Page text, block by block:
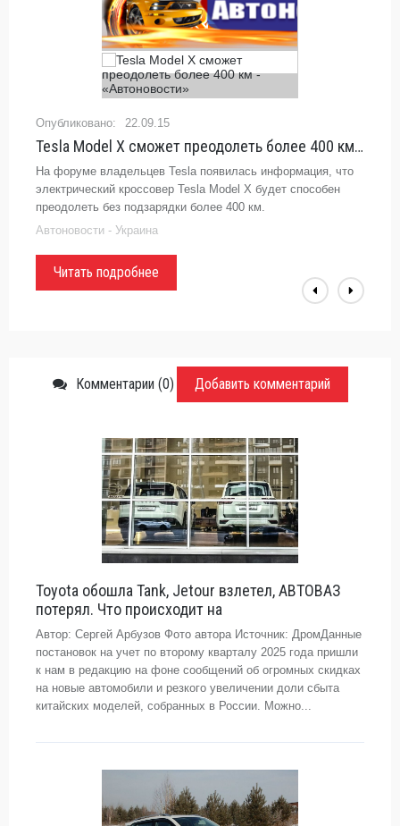
22.09.15
Tesla Model X сможет преодолеть более 400 км - «Автоновости»
На форуме владельцев Tesla появилась информация, что
электрический кроссовер Tesla Model X будет способен
преодолеть без подзарядки более 400 км.
Автоновости - Украина
Читать подробнее
Комментарии (0) Добавить комментарий
Toyota обошла Tank, Jetour взлетел, АВТОВАЗ
потерял. Что происходит на
Автор: Сергей Арбузов Фото автора Источник: ДромДанные
постановок на учет по второму кварталу 2025 года пришли
к нам в редакцию на фоне сообщений об огромных скидках
на новые автомобили и резкого увеличении доли сбыта
китайских моделей, собранных в России. Можно...